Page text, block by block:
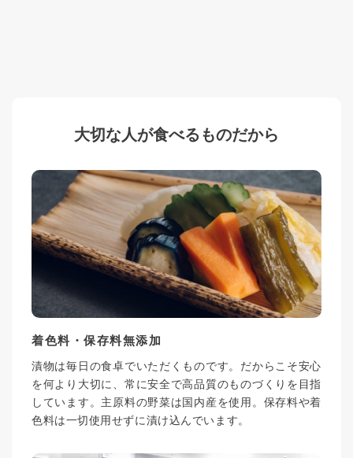
大切な人が食べるものだから
着色料・保存料無添加
漬物は毎日の食卓でいただくものです。だからこそ安心
を何より大切に、常に安全で高品質のものづくりを目指
しています。主原料の野菜は国内産を使用。保存料や着
色料は一切使用せずに漬け込んでいます。